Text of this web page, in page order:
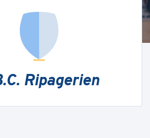
Ripagerien